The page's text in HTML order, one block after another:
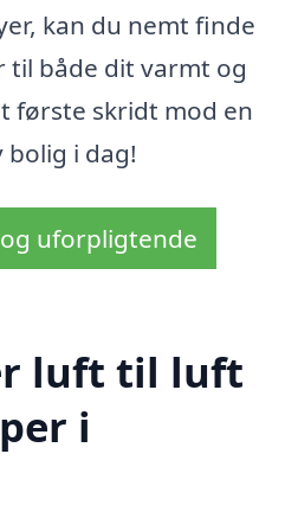
kan du nemt finde
til både dit varmt og
første skridt mod en
i dag!
uforpligtende
luft til luft
i